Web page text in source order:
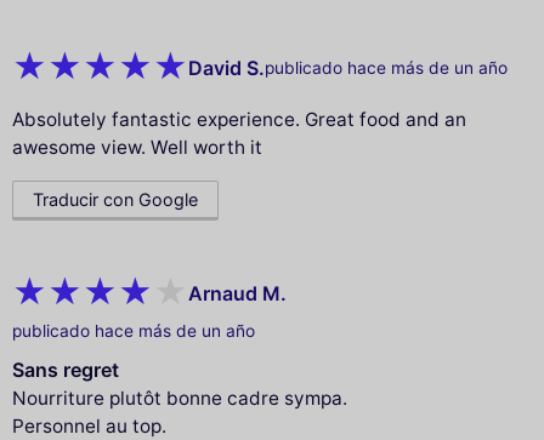
David S.publicado hace más de un año
Absolutely fantastic experience. Great food and an
awesome view. Well worth it
Traducir con Google
Arnaud M.
publicado hace más de un año
Sans regret
Nourriture plutôt bonne cadre sympa.
Personnel au top.